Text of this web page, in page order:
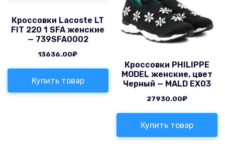
Кроссовки Lacoste LT
FIT 220 1 SFA женские
— 739SFA0002
13636.00₽
Купить товар
Кроссовки PHILIPPE
MODEL женские, цвет
Черный — MALD EX03
27930.00₽
Купить товар